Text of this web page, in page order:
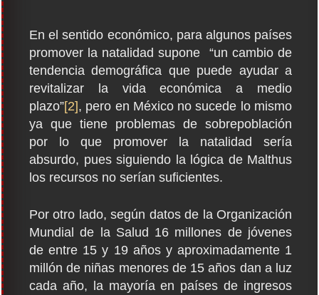
En el sentido económico, para algunos países
promover la natalidad supone “un cambio de
tendencia demográfica que puede ayudar a
revitalizar la vida económica a medio
plazo”[2], pero en México no sucede lo mismo
ya que tiene problemas de sobrepoblación
por lo que promover la natalidad sería
absurdo, pues siguiendo la lógica de Malthus
los recursos no serían suficientes.
Por otro lado, según datos de la Organización
Mundial de la Salud 16 millones de jóvenes
de entre 15 y 19 años y aproximadamente 1
millón de niñas menores de 15 años dan a luz
cada año, la mayoría en países de ingresos